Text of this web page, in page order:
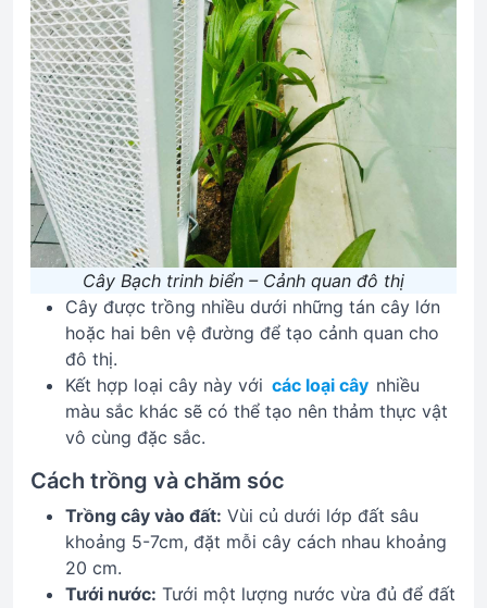
Cây Bạch trinh biển – Cảnh quan đô thị
Cây được trồng nhiều dưới những tán cây lớn
hoặc hai bên vệ đường để tạo cảnh quan cho
đô thị.
Kết hợp loại cây này với các loại cây nhiều
màu sắc khác sẽ có thể tạo nên thảm thực vật
vô cùng đặc sắc.
Cách trồng và chăm sóc
Trồng cây vào đất: Vùi củ dưới lớp đất sâu
khoảng 5-7cm, đặt mỗi cây cách nhau khoảng
20 cm.
Tưới nước: Tưới một lượng nước vừa đủ để đất